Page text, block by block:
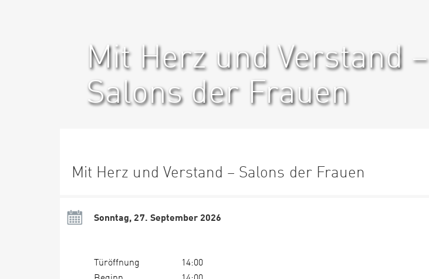
Mit Herz und Verstand –
Salons der Frauen
Mit Herz und Verstand – Salons der Frauen
Sonntag, 27. September 2026
Türöffnung
14:00